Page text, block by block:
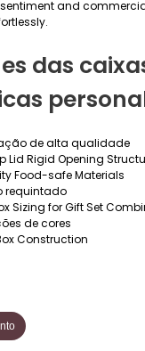
and
das
de alta qualidade
Lid Rigid Opening
Food-safe Materials
requintado
Sizing for Gift Set
de cores
Construction